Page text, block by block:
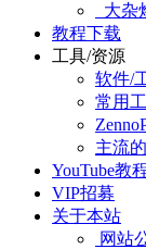
大杂
教程下载
工具/资源
软件/
常用
主流
YouTube教
VIP招募
关于本站
网站